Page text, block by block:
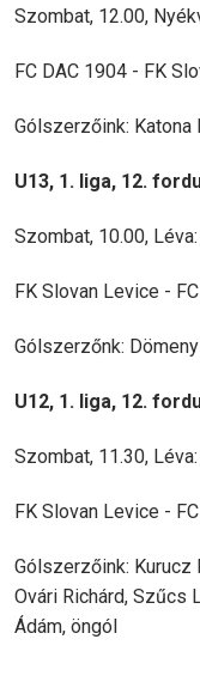
Szombat, 12.00,
FC DAC 1904 - FK
Gólszerzőink: Katona
U13, 1. liga, 12.
Szombat, 10.00, Léva:
FK Slovan Levice -
Gólszerzőnk:
U12, 1. liga, 12.
Szombat, 11.30, Léva:
FK Slovan Levice -
Gólszerzőink: Kurucz
Ovári Richárd, Szűcs
Ádám, öngól